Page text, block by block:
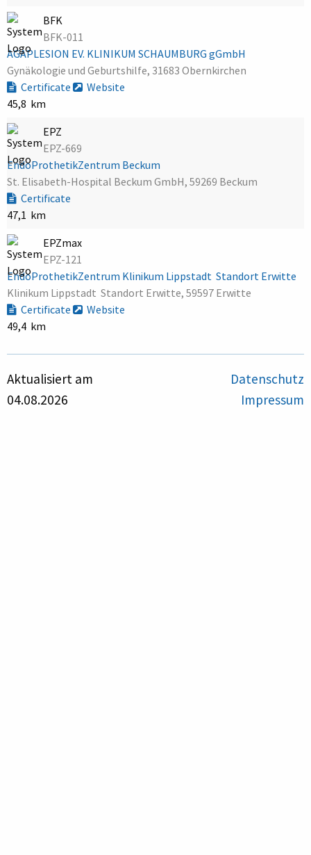
BFK
BFK-011
AGAPLESION EV. KLINIKUM SCHAUMBURG gGmbH
Gynäkologie und Geburtshilfe, 31683 Obernkirchen
Certificate
Website
45,8 km
EPZ
EPZ-669
EndoProthetikZentrum Beckum
St. Elisabeth-Hospital Beckum GmbH, 59269 Beckum
Certificate
47,1 km
EPZmax
EPZ-121
EndoProthetikZentrum Klinikum Lippstadt  Standort Erwitte
Klinikum Lippstadt  Standort Erwitte, 59597 Erwitte
Certificate
Website
49,4 km
Aktualisiert am
04.08.2026
Datenschutz
Impressum